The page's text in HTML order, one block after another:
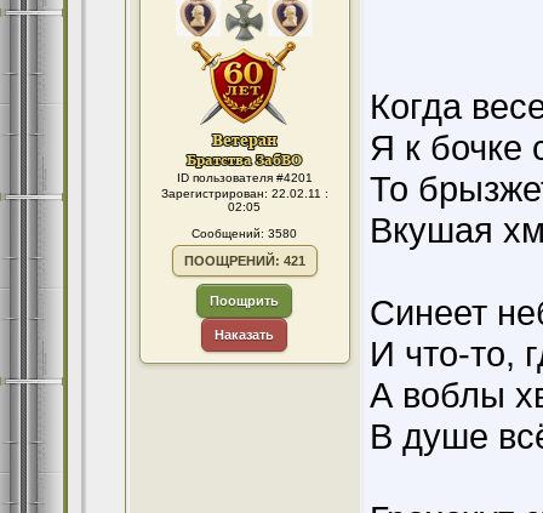
ID пользователя #4201
Зарегистрирован: 22.02.11 :
02:05
Сообщений: 3580
ПООЩРЕНИЙ: 421
Поощрить
Наказать
Когда
Я к бочке
То
Вкушая
Синеет
И что-то,
А воблы
В душе